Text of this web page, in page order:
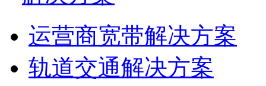
运营商宽带解决方案
轨道交通解决方案